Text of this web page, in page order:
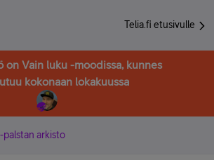
Telia.fi etusivulle
on Vain luku -moodissa, kunnes
kokonaan lokakuussa
palstan arkisto